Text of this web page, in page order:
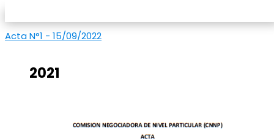
Acta N°1 - 15/09/2022
2021